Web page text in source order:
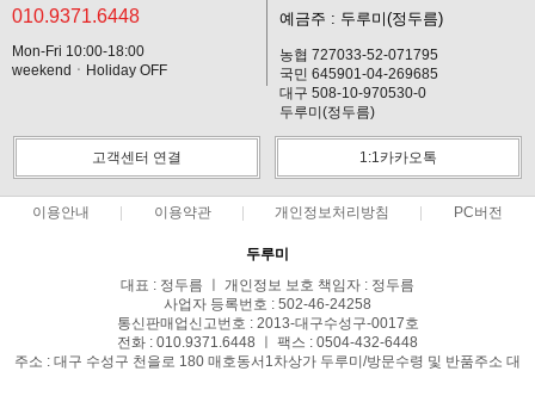
010.9371.6448
Mon-Fri 10:00-18:00
weekendㆍHoliday OFF
예금주 : 두루미(정두름)
농협 727033-52-071795
국민 645901-04-269685
대구 508-10-970530-0
두루미(정두름)
고객센터 연결 1:1카카오톡
이용안내 이용약관 개인정보처리방침 PC버전
두루미
대표 : 정두름 ㅣ 개인정보 보호 책임자 : 정두름
사업자 등록번호 : 502-46-24258
통신판매업신고번호 : 2013-대구수성구-0017호
전화 : 010.9371.6448 ㅣ 팩스 : 0504-432-6448
주소 : 대구 수성구 천을로 180 매호동서1차상가 두루미/방문수령 및 반품주소 대